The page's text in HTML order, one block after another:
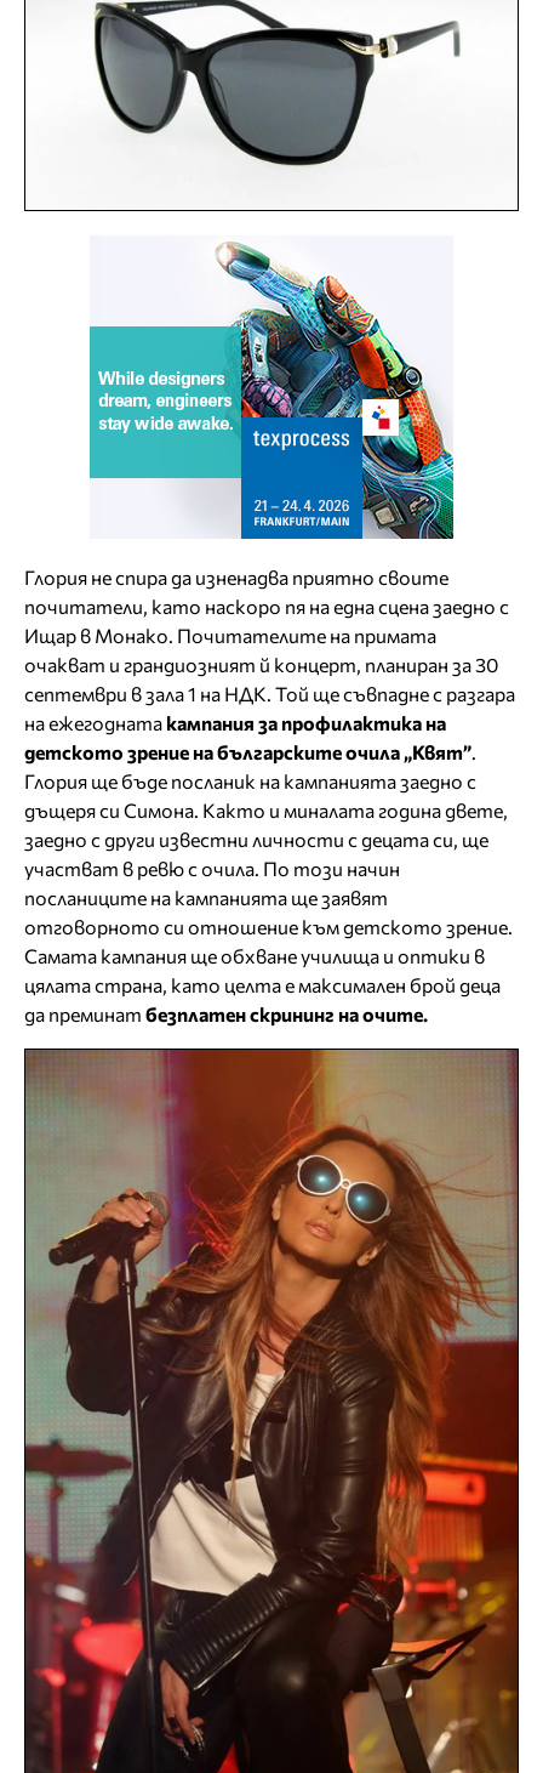
Глория не спира да изненадва приятно своите
почитатели, като наскоро пя на една сцена заедно с
Ищар в Монако. Почитателите на примата
очакват и грандиозният й концерт, планиран за 30
септември в зала 1 на НДК. Той ще съвпадне с разгара
на ежегодната кампания за профилактика на
детското зрение на българските очила „Квят”
Глория ще бъде посланик на кампанията заедно с
дъщеря си Симона. Както и миналата година двете,
заедно с други известни личности с децата си, ще
участват в ревю с очила. По този начин
посланиците на кампанията ще заявят
отговорното си отношение към детското зрение.
Самата кампания ще обхване училища и оптики в
цялата страна, като целта е максимален брой деца
да преминат безплатен скрининг на очите.